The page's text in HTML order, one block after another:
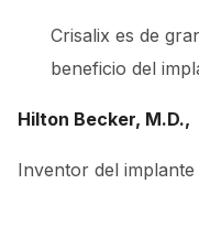
Crisalix es de
beneficio del
Hilton Becker, M.D.,
Inventor del